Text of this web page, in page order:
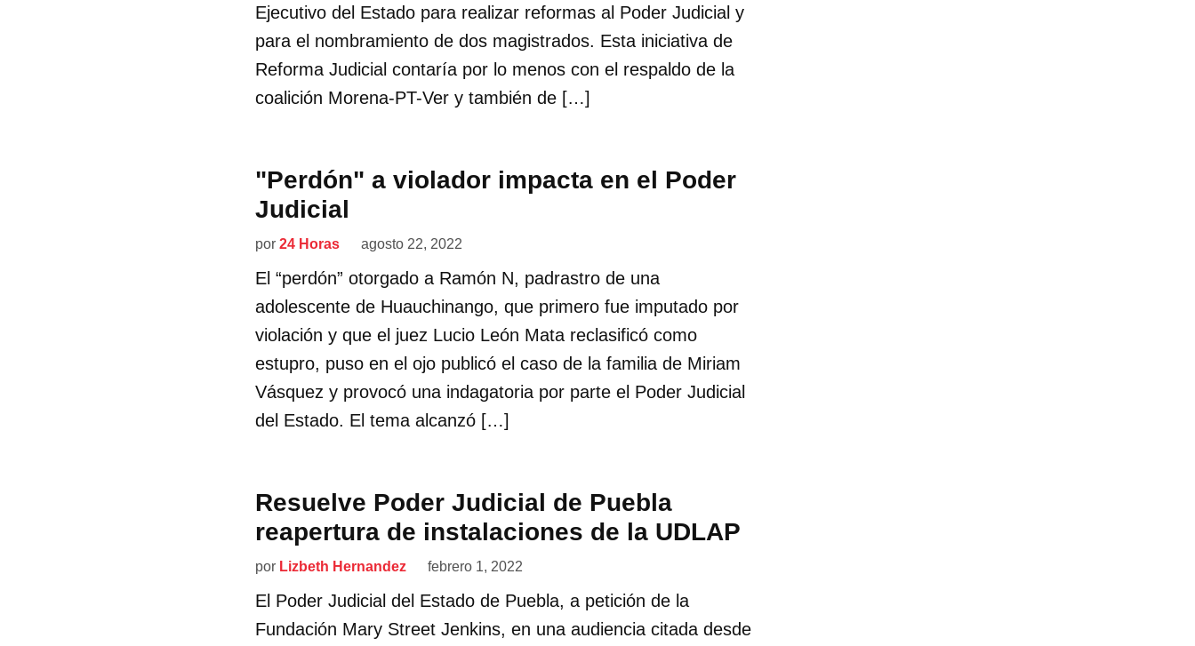
Ejecutivo del Estado para realizar reformas al Poder Judicial y
para el nombramiento de dos magistrados. Esta iniciativa de
Reforma Judicial contaría por lo menos con el respaldo de la
coalición Morena-PT-Ver y también de […]
"Perdón" a violador impacta en el Poder
Judicial
por 24 Horas agosto 22, 2022
El “perdón” otorgado a Ramón N, padrastro de una
adolescente de Huauchinango, que primero fue imputado por
violación y que el juez Lucio León Mata reclasificó como
estupro, puso en el ojo publicó el caso de la familia de Miriam
Vásquez y provocó una indagatoria por parte el Poder Judicial
del Estado. El tema alcanzó […]
Resuelve Poder Judicial de Puebla
reapertura de instalaciones de la UDLAP
por Lizbeth Hernandez febrero 1, 2022
El Poder Judicial del Estado de Puebla, a petición de la
Fundación Mary Street Jenkins, en una audiencia citada desde